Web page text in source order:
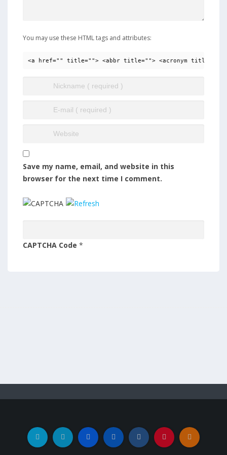
You may use these HTML tags and attributes:
<a href="" title=""> <abbr title=""> <acronym title="">
Save my name, email, and website in this
browser for the next time I comment.
CAPTCHA Code *